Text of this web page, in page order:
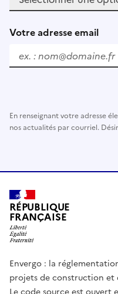
Votre adresse email
En renseignant votre adresse
nos actualités par courriel.
RÉPUBLIQUE
FRANÇAISE
Envergo : la
projets de construction et